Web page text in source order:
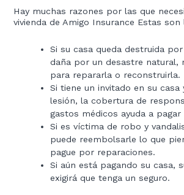
Hay muchas razones por las que
vivienda de Amigo Insurance Estas
Si su casa queda destruida
daña por un desastre natural,
para repararla o reconstruirla.
Si tiene un invitado en su casa
lesión, la cobertura de
gastos médicos ayuda a
Si es víctima de robo y
puede reembolsarle lo que
pague por reparaciones.
Si aún está pagando su casa,
exigirá que tenga un seguro.